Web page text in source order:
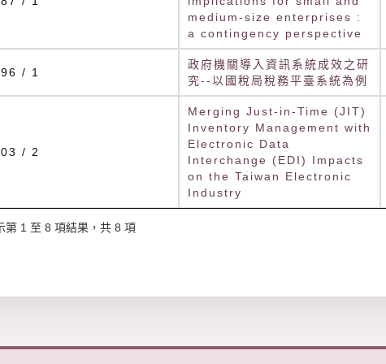
medium-size enterprises :
a contingency perspective
/ 1
政府機關導入資訊系統成效之研
究--以國稅局稅務平臺系統為例
/ 2
Merging Just-in-Time (JIT)
Inventory Management with
Electronic Data
Interchange (EDI) Impacts
on the Taiwan Electronic
Industry
第 1 至 8 項結果，共 8 項